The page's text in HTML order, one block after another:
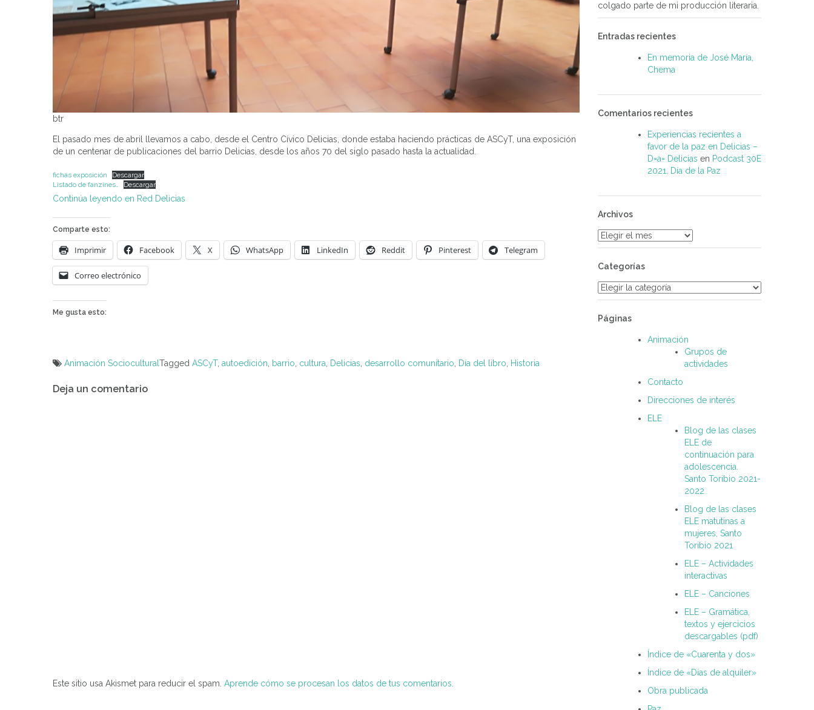
btr
El pasado mes de abril llevamos a cabo, desde el Centro Cívico Delicias, donde estaba haciendo prácticas de ASCyT, una exposición
de un centenar de publicaciones del barrio Delicias, desde los años 70 del siglo pasado hasta la actualidad.
fichas exposición
Descargar
Listado de fanzines…
Descargar
Continúa leyendo en Red Delicias
Comparte esto:
Imprimir Facebook X WhatsApp LinkedIn Reddit Pinterest Telegram
Correo electrónico
Me gusta esto:
Animación Sociocultural Tagged ASCyT, autoedición barrio cultura Delicias desarrollo comunitario Día del libro Historia
de
Deja un comentario
Este sitio usa Akismet para reducir el spam. Aprende cómo se procesan los datos de tus comentarios.
colgado parte de mi producción literaria.
Entradas recientes
En memoria de José María,
Chema
Comentarios recientes
Experiencias recientes a
favor de la paz en Delicias –
D=a= Delicias en Podcast 30E
2021. Día de la Paz
Archivos
Archivos
Categorías
Categorías
Páginas
Animación
Grupos de
actividades
Contacto
Direcciones de interés
ELE
Blog de las clases
ELE de
continuación para
adolescencia.
Santo Toribio 2021-
2022
Blog de las clases
ELE matutinas a
mujeres, Santo
Toribio 2021
ELE – Actividades
interactivas
ELE – Canciones
ELE – Gramática,
textos y ejercicios
descargables (pdf)
Índice de «Cuarenta y dos»
Índice de «Días de alquiler»
Obra publicada